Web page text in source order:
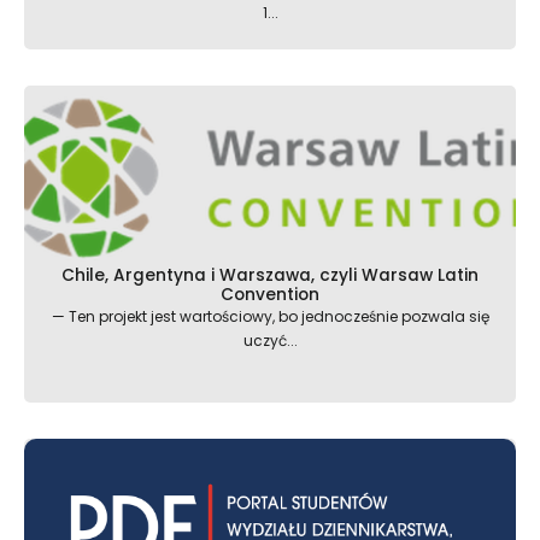
1...
Chile, Argentyna i Warszawa, czyli Warsaw Latin
Convention
— Ten projekt jest wartościowy, bo jednocześnie pozwala się
uczyć...